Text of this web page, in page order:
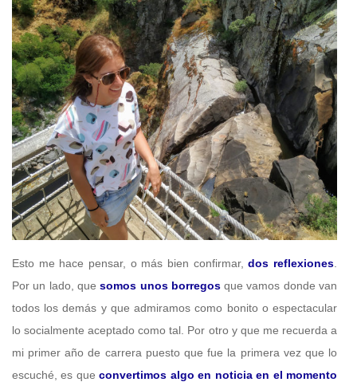
Esto me hace pensar, o más bien confirmar,dos reflexiones
Por un lado, que somos unos borregosque vamos donde van
todos los demás y que admiramos como bonito o espectacular
lo socialmente aceptado como tal. Por otro y que me recuerda a
mi primer año de carrera puesto que fue la primera vez que lo
escuché, es queconvertimos algo en noticia en el momento